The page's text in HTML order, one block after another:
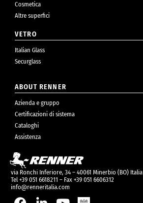
Cosmetica
Altre superfici
VETRO
Italian Glass
Securglass
ABOUT RENNER
Azienda e gruppo
Certificazioni di sistema
Cataloghi
Assistenza
via Ronchi Inferiore, 34 – 40061 Minerbio (BO) Italia
Tel +39 051 6618211 – Fax +39 051 6606312
info@renneritalia.com